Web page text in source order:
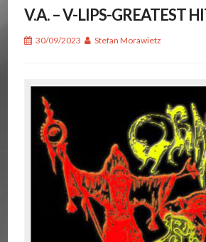
V.A. – V-LIPS-GREATEST
30/09/2023 Stefan Morawietz